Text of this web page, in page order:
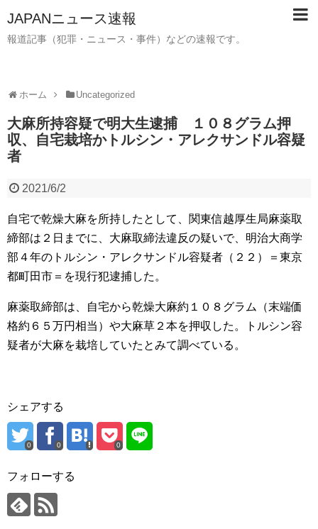
JAPANニュース速報
報道記事（犯罪・ニュース・事件）などの速報です。
ホーム Uncategorized
大麻所持容疑で明大生逮捕 １０８グラム押
収、自宅栽培かトルシン・アレクサンドル容疑
者
2021/6/2
自宅で乾燥大麻を所持したとして、関東信越厚生局麻薬取
締部は２日までに、大麻取締法違反の疑いで、明治大商学
部４年のトルシン・アレクサンドル容疑者（２２）＝東京
都町田市＝を現行犯逮捕した。
麻薬取締部は、自宅から乾燥大麻約１０８グラム（末端価
格約６５万円相当）や大麻草２本を押収した。トルシン容
疑者が大麻を栽培していたとみて調べている。
シェアする
0 0 0
フォローする